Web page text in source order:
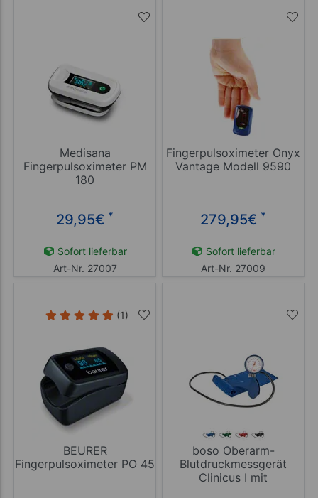
Medisana
Fingerpulsoximeter PM
180
29,95€ *
Sofort lieferbar
Art-Nr. 27007
Fingerpulsoximeter Onyx
Vantage Modell 9590
279,95€ *
Sofort lieferbar
Art-Nr. 27009
(1)
BEURER
Fingerpulsoximeter PO 45
boso Oberarm-
Blutdruckmessgerät
Clinicus I mit